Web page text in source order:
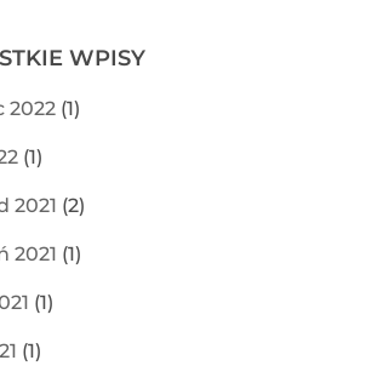
WPISY
2022 (1)
(1)
2021 (2)
2021 (1)
(1)
(1)